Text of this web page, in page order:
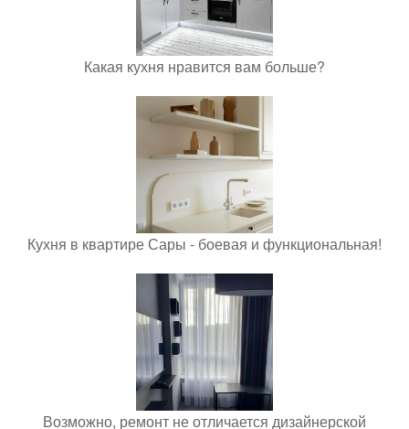
Какая кухня нравится вам больше?
Кухня в квартире Сары - боевая и функциональная!
Возможно, ремонт не отличается дизайнерской